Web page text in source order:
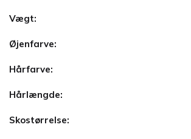
Vægt:
Øjenfarve:
Hårfarve:
Hårlængde:
Skostørrelse: